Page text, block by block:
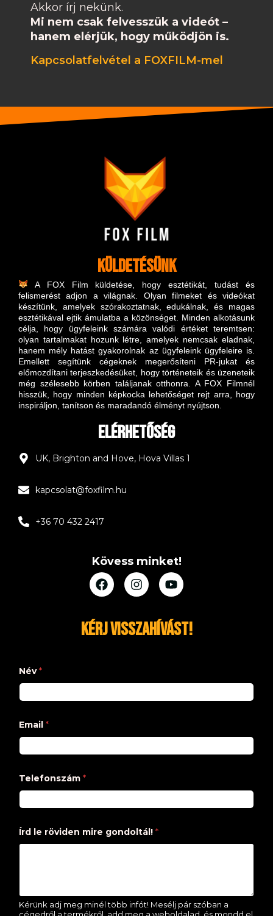
Akkor írj nekünk.
Mi nem csak felvesszük a videót –
hanem elérjük, hogy működjön is.
Kapcsolatfelvétel a FOXFILM-mel
Küldetésünk
A FOX Film küldetése, hogy esztétikát, tudást és
felismerést adjon a világnak.
Olyan filmeket és videókat
készítünk, amelyek szórakoztatnak, edukálnak, és magas
esztétikával ejtik ámulatba a közönséget. Minden alkotásunk
célja, hogy ügyfeleink számára valódi értéket teremtsen:
olyan tartalmakat hozunk létre, amelyek nemcsak eladnak,
hanem mély hatást gyakorolnak az ügyfeleink ügyfeleire is.
Emellett segítünk cégeknek megerősíteni PR-jukat és
előmozdítani terjeszkedésüket, hogy történeteik és üzeneteik
még szélesebb körben találjanak otthonra. A FOX Filmnél
hisszük, hogy minden képkocka lehetőséget rejt arra, hogy
inspiráljon, tanítson és maradandó élményt nyújtson.
Elérhetőség
UK, Brighton and Hove, Hova Villas 1
kapcsolat@foxfilm.hu
+36 70 432 2417
Kövess minket!
Kérj visszahívást!
Név*
Email *
Telefonszám *
Írd le röviden mire gondoltál! *
Kérünk adj meg minél több infót! Mesélj pár szóban a
cégedről a termékről, add meg a weboldalad, és mondd el